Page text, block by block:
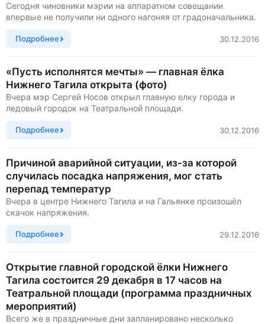
Сегодня чиновники мэрии на аппаратном совещании
впервые не получили ни одного нагоняя от градоначальника.
Подробнее 30.12.2016
«Пусть исполнятся мечты» — главная ёлка
Нижнего Тагила открыта (фото)
Вчера мэр Сергей Носов открыл главную елку города и
ледовый городок на Театральной площади.
Подробнее 30.12.2016
Причиной аварийной ситуации, из-за которой
случилась посадка напряжения, мог стать
перепад температур
Вчера в центре Нижнего Тагила и на Гальянке произошёл
скачок напряжения.
Подробнее 29.12.2016
Открытие главной городской ёлки Нижнего
Тагила состоится 29 декабря в 17 часов на
Театральной площади (программа праздничных
мероприятий)
Всего же в праздничные дни запланировано несколько